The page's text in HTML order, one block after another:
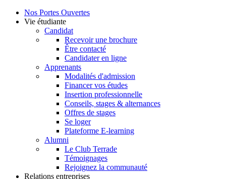
Nos Portes Ouvertes
Vie étudiante
Candidat
Recevoir une brochure
Être contacté
Candidater en ligne
Apprenants
Modalités d'admission
Financer vos études
Insertion professionnelle
Conseils, stages & alternances
Offres de stages
Se loger
Plateforme E-learning
Alumni
Le Club Terrade
Témoignages
Rejoignez la communauté
Relations entreprises